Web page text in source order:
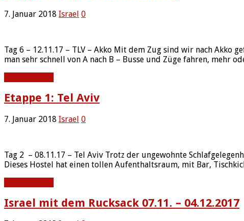
7. Januar 2018 Israel 0
Tag 6 – 12.11.17 – TLV – Akko Mit dem Zug sind wir nach
man sehr schnell von A nach B – Busse und Züge fahren, mehr
Etappe 1: Tel Aviv
7. Januar 2018 Israel 0
Tag 2 – 08.11.17 – Tel Aviv Trotz der ungewohnte
Dieses Hostel hat einen tollen Aufenthaltsraum, mit Bar,
Israel mit dem Rucksack 07.11. – 04.12.2017